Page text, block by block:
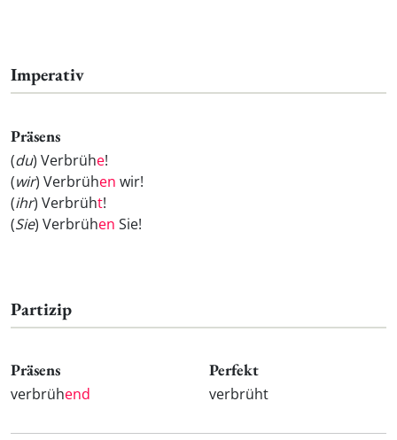
Imperativ
Präsens
(du) Verbrühe!
(wir) Verbrühen wir!
(ihr) Verbrüht!
(Sie) Verbrühen Sie!
Partizip
Präsens
verbrühend
Perfekt
verbrüht